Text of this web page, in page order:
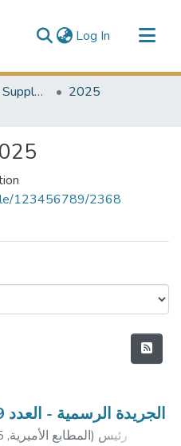
Log In (current)
Official Gazette and Supplement
2025
123456789/2368
الجريدة الرسمية - العدد 39 مكرر (د)
المطابع الأميرية, ) رئيس